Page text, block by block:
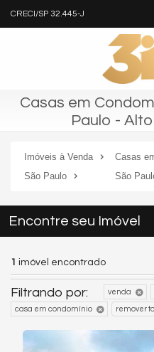
CRECI/SP 32.445-J
Casas em
Paulo -
Imóveis à Venda
Casas
São Paulo
São
Encontre seu Imóvel
1 imóvel encontrado
Filtrando por: venda
casa em condomínio remover